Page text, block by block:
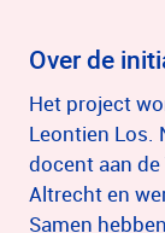
Over de
Het project
Leontien Los.
docent aan
Altrecht en
Samen